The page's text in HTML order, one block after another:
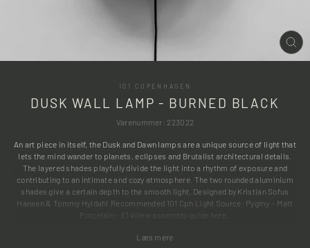
101 COPENHAGEN
DUSK WALL LAMP - BURNED BLACK
Varenummer: 223022
An art piece in itself, the Dusk and Dawn lamps are a unique source of light that
lets the mind wander to planets, eclipses and Brutalist architectural details.
The layered shades playfully divide the light into a rhythm of exposure and
contributing to an intimate and cozy atmosphere. The two rounded aluminium
shades give a certain depth to the smooth light. Designed by Kristian Sofus
Hansen & Tommy Hyldahl.Recommended 101 Cph Light Source: Pygmy - Matt
Porcelain - E14View assembly guide here.
Læs mere